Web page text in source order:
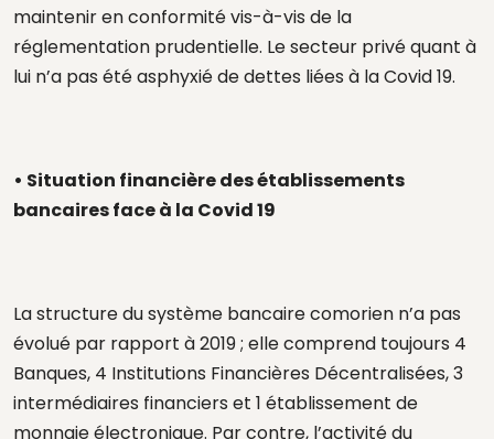
maintenir en conformité vis-à-vis de la
réglementation prudentielle. Le secteur privé quant à
lui n’a pas été asphyxié de dettes liées à la Covid 19.
• Situation financière des établissements
bancaires face à la Covid 19
La structure du système bancaire comorien n’a pas
évolué par rapport à 2019 ; elle comprend toujours 4
Banques, 4 Institutions Financières Décentralisées, 3
intermédiaires financiers et 1 établissement de
monnaie électronique. Par contre, l’activité du